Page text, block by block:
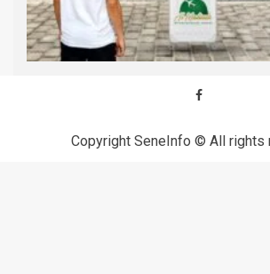
Copyright SeneInfo © All rights